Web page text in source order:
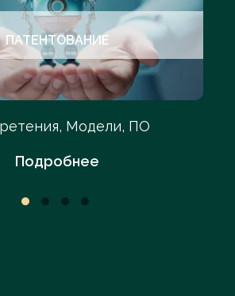
ПАТЕНТОВАНИЕ
Модели, ПО
Подробнее